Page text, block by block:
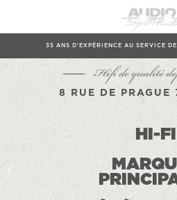
35 ANS D'EXPÉRIENCE AU SERVICE
Hifi de qualité
8 RUE DE PRAGUE
HI-FI